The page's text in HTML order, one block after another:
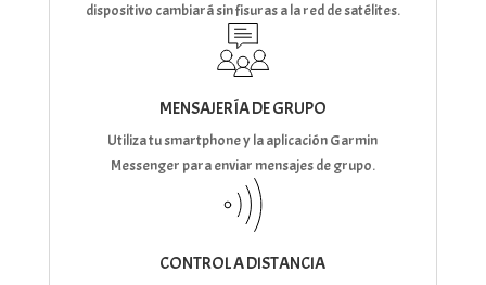
dispositivo cambiará sin fisuras a la red de satélites.
MENSAJERÍA DE GRUPO
Utiliza tu smartphone y la aplicación Garmin
Messenger para enviar mensajes de grupo.
CONTROL A DISTANCIA